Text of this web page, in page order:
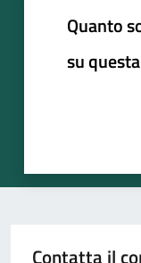
Quanto
su
Contatta il